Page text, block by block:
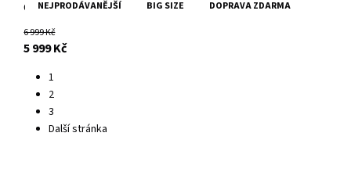
NEJPRODÁVANĚJŠÍ BIG SIZE DOPRAVA ZDARMA
Černá dámská kožená bunda GWJytte
6 999 Kč
5 999 Kčs DPH
1
2
3
Další stránka